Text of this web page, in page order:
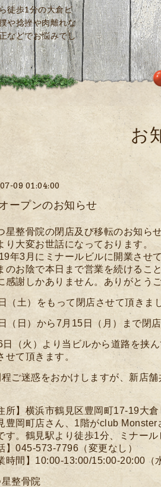
徒歩1分の大倉ビ
や捻挫や肉離れな
などでお悩みでし
お
09 01:04:00
ープンのお知らせ
星整骨院の閉店及び移転のお知ら
り大変お世話になっております。
年3月にミナールビルに開業させ
のお陰で本日まで営業を続けるこ
感謝しかありません。ありがとう
（土）をもって閉店させて頂きま
（日）から7月15日（月）まで閉
日（火）より当ビルから道路を挟
せて頂きます。
程ご迷惑をおかけしますが、新店
所】横浜市鶴見区豊岡町17-19大
豊岡町店さん、1階がclub
す。鶴見駅より徒歩1分、ミナール
】045-573-7796（変更なし）
時間】10:00-13:00/15:00-20:00（
整骨院